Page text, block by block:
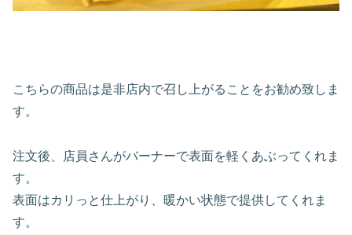
こちらの商品は是非店内で召し上がることをお勧め致しま
す。
注文後、店員さんがバーナーで表面を軽くあぶってくれま
す。
表面はカリっと仕上がり、暖かい状態で提供してくれま
す。